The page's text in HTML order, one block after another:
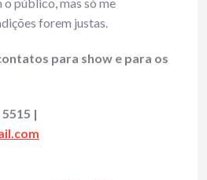
forem justas.
para show e para os
|